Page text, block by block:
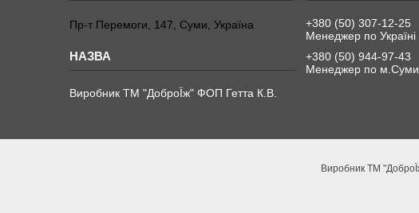
Пр-т Перемоги, 147, Суми, Україна
Виробник ТМ "ДоброЇж" ФОП Гетта К.В.
+380 (50) 307-12-25
Менеджер по Україні
+380 (50) 944-97-43
Менеджер по м.Суми